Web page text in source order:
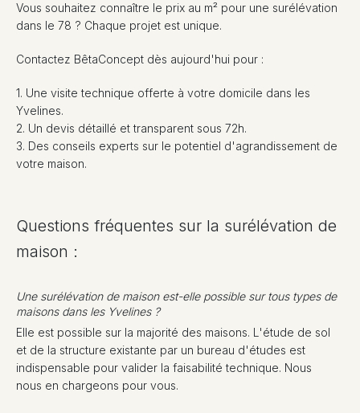
Vous souhaitez connaître le prix au m² pour une surélévation
dans le 78 ? Chaque projet est unique.
Contactez BêtaConcept dès aujourd'hui pour :
1. Une visite technique offerte à votre domicile dans les
Yvelines.
2. Un devis détaillé et transparent sous 72h.
3. Des conseils experts sur le potentiel d'agrandissement de
votre maison.
Questions fréquentes sur la surélévation de
maison :
Une surélévation de maison est-elle possible sur tous types de
maisons dans les Yvelines ?
Elle est possible sur la majorité des maisons. L'étude de sol
et de la structure existante par un bureau d'études est
indispensable pour valider la faisabilité technique. Nous
nous en chargeons pour vous.